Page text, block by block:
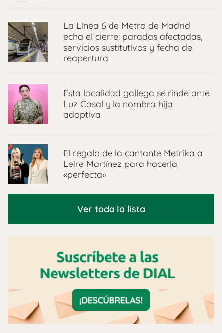
La Línea 6 de Metro de Madrid
echa el cierre: paradas afectadas,
servicios sustitutivos y fecha de
reapertura
Esta localidad gallega se rinde ante
Luz Casal y la nombra hija
adoptiva
El regalo de la cantante Metrika a
Leire Martínez para hacerla
«perfecta»
Ver toda la lista